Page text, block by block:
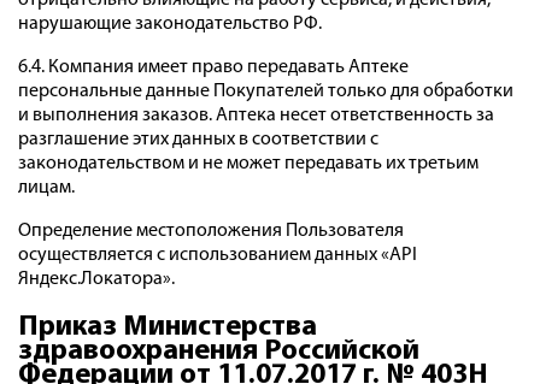
нарушающие законодательство РФ.
6.4. Компания имеет право передавать Аптеке
персональные данные Покупателей только для обработки
и выполнения заказов. Аптека несет ответственность за
разглашение этих данных в соответствии с
законодательством и не может передавать их третьим
лицам.
Определение местоположения Пользователя
осуществляется с использованием данных «API
Яндекс.Локатора».
Приказ Министерства
здравоохранения Российской
Федерации от 11.07.2017 г. № 403Н